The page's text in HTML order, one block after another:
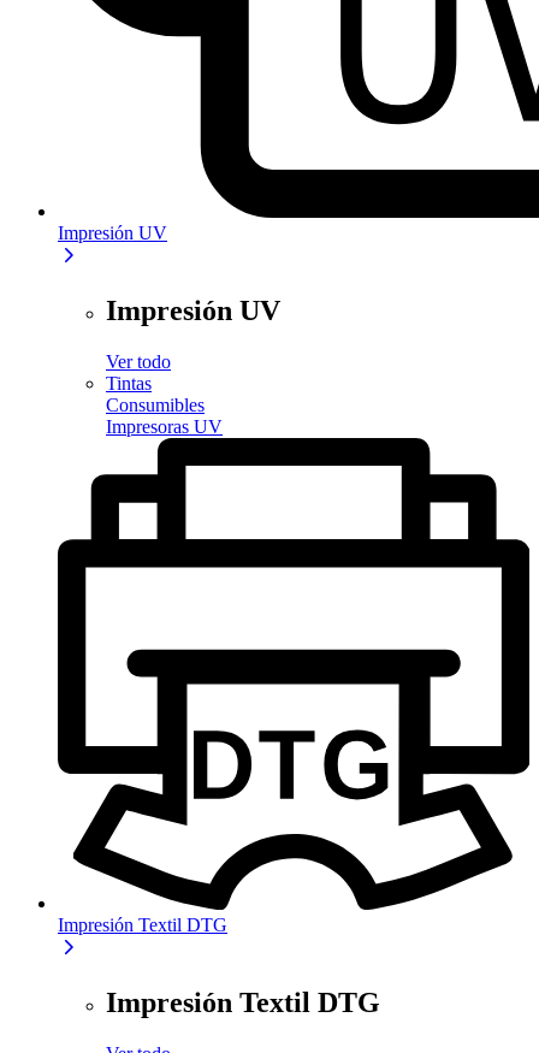
Impresión UV
Impresión UV
Ver todo
Tintas
Consumibles
Impresoras UV
Impresión Textil DTG
Impresión Textil DTG